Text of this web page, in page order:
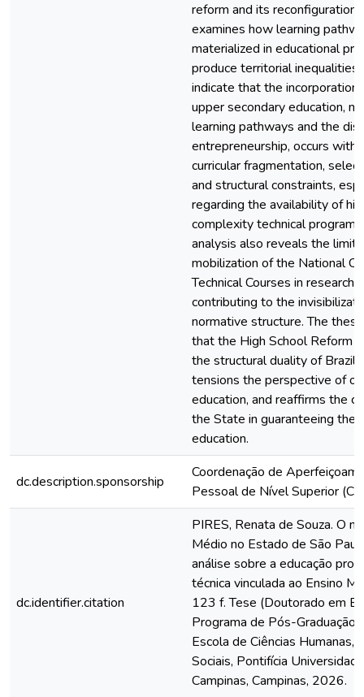
reform and its reconfiguration;
examines how learning
materialized in educational
produce territorial
indicate that the incorporation
upper secondary education,
learning pathways and the
entrepreneurship, occurs
curricular fragmentation,
and structural constraints,
regarding the availability of
complexity technical
analysis also reveals the
mobilization of the National
Technical Courses in research
contributing to the
normative structure. The
that the High School Reform
the structural duality of
tensions the perspective of
education, and reaffirms the
the State in guaranteeing the
education.
dc.description.sponsorship
Coordenação de
Pessoal de Nível Superior
dc.identifier.citation
PIRES, Renata de Souza. O
Médio no Estado de São
análise sobre a educação
técnica vinculada ao Ensino
123 f. Tese (Doutorado em
Programa de Pós-Graduação
Escola de Ciências Humanas,
Sociais, Pontifícia
Campinas, Campinas, 2026.